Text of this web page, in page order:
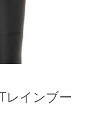
レインブー